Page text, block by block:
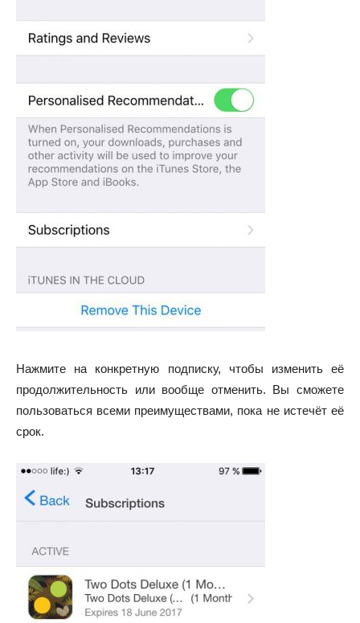
Нажмите на конкретную подписку, чтобы изменить её
продолжительность или вообще отменить. Вы сможете
пользоваться всеми преимуществами, пока не истечёт её
срок.